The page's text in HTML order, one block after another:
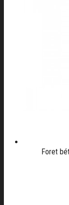
Foret